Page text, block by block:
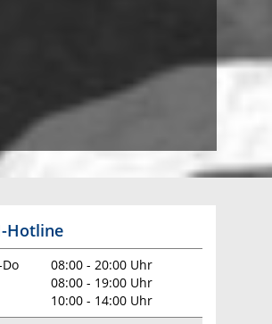
Hotline
08:00 - 20:00 Uhr
08:00 - 19:00 Uhr
10:00 - 14:00 Uhr